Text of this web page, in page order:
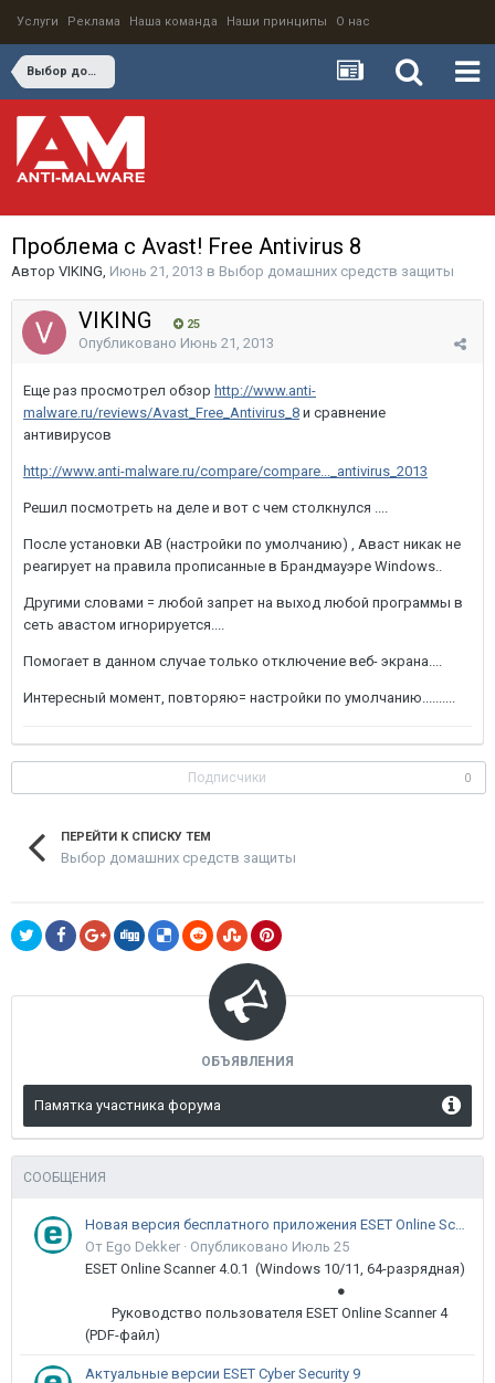
Услуги Реклама Наша команда Наши принципы О нас
Выбор домашних средств защиты
Проблема с Avast! Free Antivirus 8
Автор VIKING, Июнь 21, 2013 в Выбор домашних средств защиты
VIKING 25
Опубликовано Июнь 21, 2013
Еще раз просмотрел обзор http://www.anti-
malware.ru/reviews/Avast_Free_Antivirus_8 и сравнение
антивирусов
http://www.anti-malware.ru/compare/compare..._antivirus_2013
Решил посмотреть на деле и вот с чем столкнулся ....
После установки АВ (настройки по умолчанию) , Аваст никак не
реагирует на правила прописанные в Брандмауэре Windows..
Другими словами = любой запрет на выход любой программы в
сеть авастом игнорируется....
Помогает в данном случае только отключение веб- экрана....
Интересный момент, повторяю= настройки по умолчанию..........
Подписчики 0
ПЕРЕЙТИ К СПИСКУ ТЕМ
Выбор домашних средств защиты
ОБЪЯВЛЕНИЯ
Памятка участника форума
СООБЩЕНИЯ
Новая версия бесплатного приложения ESET Online Scanner доступна пользователям
От Ego Dekker · Опубликовано Июль 25
ESET Online Scanner 4.0.1 (Windows 10/11, 64-разрядная)
●
Руководство пользователя ESET Online Scanner 4
(PDF-файл)
Актуальные версии ESET Cyber Security 9